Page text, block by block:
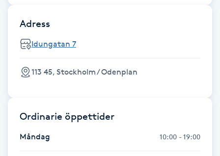
Japansk massage
Katun fransar
Kemisk peeling
Adress
Idungatan 7
113 45, Stockholm / Odenplan
Ordinarie öppettider
Måndag 10:00 - 19:00